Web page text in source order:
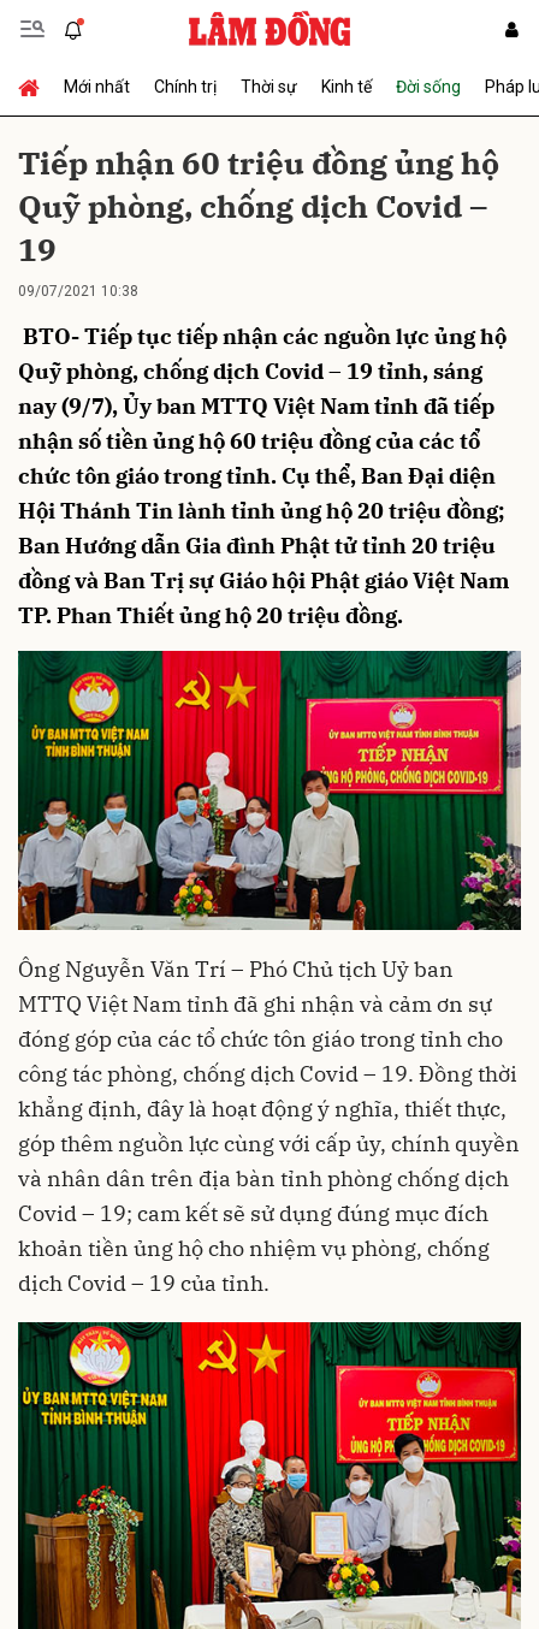
Mới nhất Chính trị Thời sự Kinh tế Đời sống Pháp
Tiếp nhận 60 triệu đồng ủng hộ
Quỹ phòng, chống dịch Covid –
19
09/07/2021 10:38
BTO- Tiếp tục tiếp nhận các nguồn lực ủng hộ
Quỹ phòng, chống dịch Covid – 19 tỉnh, sáng
nay (9/7), Ủy ban MTTQ Việt Nam tỉnh đã tiếp
nhận số tiền ủng hộ 60 triệu đồng của các tổ
chức tôn giáo trong tỉnh. Cụ thể, Ban Đại diện
Hội Thánh Tin lành tỉnh ủng hộ 20 triệu đồng;
Ban Hướng dẫn Gia đình Phật tử tỉnh 20 triệu
đồng và Ban Trị sự Giáo hội Phật giáo Việt Nam
TP. Phan Thiết ủng hộ 20 triệu đồng.
Ông Nguyễn Văn Trí – Phó Chủ tịch Uỷ ban
MTTQ Việt Nam tỉnh đã ghi nhận và cảm ơn sự
đóng góp của các tổ chức tôn giáo trong tỉnh cho
công tác phòng, chống dịch Covid – 19. Đồng thời
khẳng định, đây là hoạt động ý nghĩa, thiết thực,
góp thêm nguồn lực cùng với cấp ủy, chính quyền
và nhân dân trên địa bàn tỉnh phòng chống dịch
Covid – 19; cam kết sẽ sử dụng đúng mục đích
khoản tiền ủng hộ cho nhiệm vụ phòng, chống
dịch Covid – 19 của tỉnh.
Gửi bình luận
Hủy Gửi